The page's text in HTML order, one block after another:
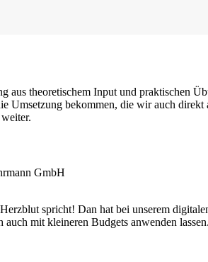
theoretischem Input und praktischen
Umsetzung bekommen, die wir auch
GmbH
spricht! Dan hat bei unserem
mit kleineren Budgets anwenden